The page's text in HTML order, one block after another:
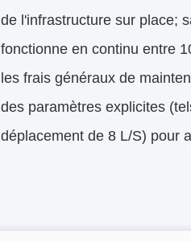
de l'infrastructure sur place;
fonctionne en continu entre
les frais généraux de
des paramètres explicites
déplacement de 8 L/S) pour